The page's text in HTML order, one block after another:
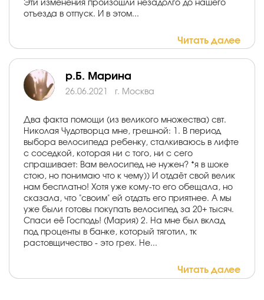
Эти изменения произошли незадолго до нашего
отъезда в отпуск. И в этом...
Читать далее
р.Б. Марина
26.06.2021 г. Москва
Два факта помощи (из великого множества) свт.
Николая Чудотворца мне, грешной: 1. В период
выбора велосипеда ребенку, сталкиваюсь в лифте
с соседкой, которая ни с того, ни с сего
спрашивает: Вам велосипед не нужен? *я в шоке
стою, но понимаю что к чему)) И отдаёт свой велик
нам бесплатно! Хотя уже кому-то его обещала, но
сказала, что "своим" ей отдать его приятнее. А мы
уже были готовы покупать велосипед за 20+ тысяч.
Спаси её Господь! (Мария) 2. На мне был вклад
под проценты в банке, который тяготил, тк
растовщичество - это грех. Не...
Читать далее